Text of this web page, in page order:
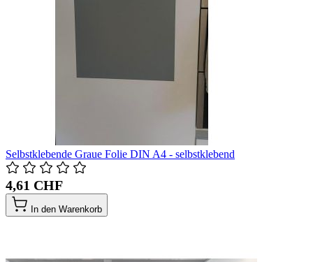
Selbstklebende Graue Folie DIN A4 - selbstklebend
4,61 CHF
In den Warenkorb